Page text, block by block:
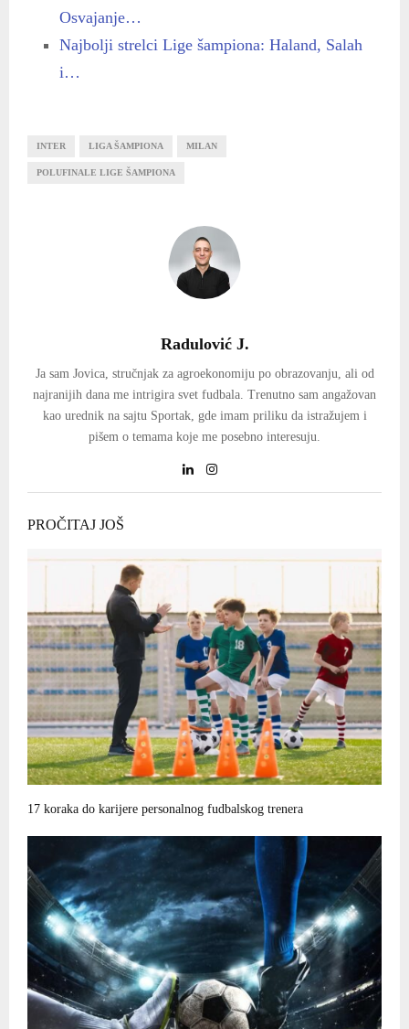
Osvajanje…
Najbolji strelci Lige šampiona: Haland, Salah
i…
INTER LIGA ŠAMPIONA MILAN
POLUFINALE LIGE ŠAMPIONA
Radulović J.
Ja sam Jovica, stručnjak za agroekonomiju po obrazovanju, ali od
najranijih dana me intrigira svet fudbala. Trenutno sam angažovan
kao urednik na sajtu Sportak, gde imam priliku da istražujem i
pišem o temama koje me posebno interesuju.
PROČITAJ JOŠ
17 koraka do karijere personalnog fudbalskog trenera